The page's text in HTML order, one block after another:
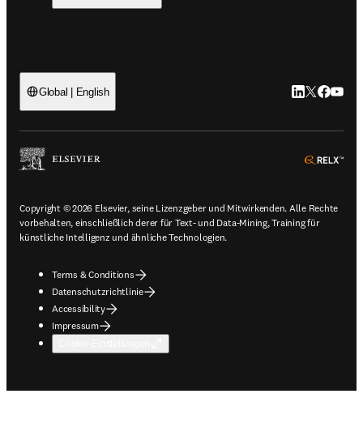
Global | English LinkedIn
Twitter
Copyright © 2026 Elsevier, seine Lizenzgeber und Mitwirkenden. Alle Rechte
vorbehalten, einschließlich derer für Text- und Data-Mining, Training für
künstliche Intelligenz und ähnliche Technologien.
Terms & Conditions
Datenschutzrichtlinie
Accessibility
Impressum